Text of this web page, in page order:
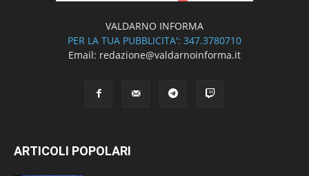
VALDARNO INFORMA
PER LA TUA PUBBLICITA': 347.3780710
Email: redazione@valdarnoinforma.it
ARTICOLI POPOLARI